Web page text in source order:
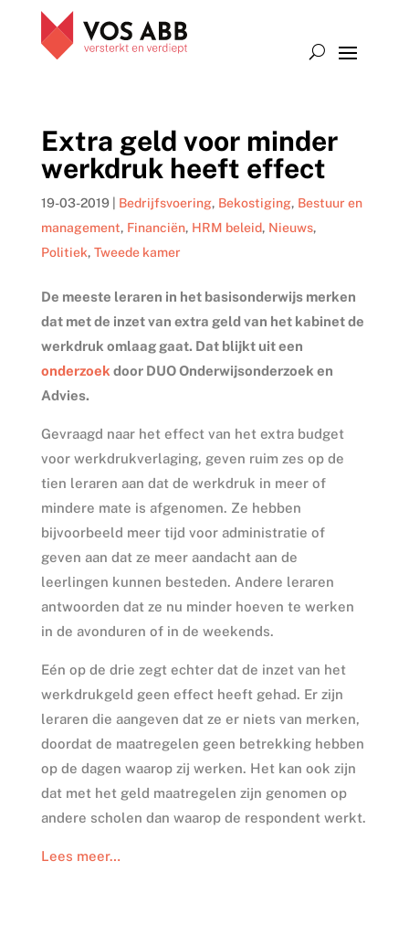
Extra geld voor minder
werkdruk heeft effect
19-03-2019| Bedrijfsvoering, Bekostiging, Bestuur en
management, Financiën, HRM beleid, Nieuws,
Politiek, Tweede kamer
De meeste leraren in het basisonderwijs merken
dat met de inzet van extra geld van het kabinet de
werkdruk omlaag gaat. Dat blijkt uit een
onderzoek door DUO Onderwijsonderzoek en
Advies.
Gevraagd naar het effect van het extra budget
voor werkdrukverlaging, geven ruim zes op de
tien leraren aan dat de werkdruk in meer of
mindere mate is afgenomen. Ze hebben
bijvoorbeeld meer tijd voor administratie of
geven aan dat ze meer aandacht aan de
leerlingen kunnen besteden. Andere leraren
antwoorden dat ze nu minder hoeven te werken
in de avonduren of in de weekends.
Eén op de drie zegt echter dat de inzet van het
werkdrukgeld geen effect heeft gehad. Er zijn
leraren die aangeven dat ze er niets van merken,
doordat de maatregelen geen betrekking hebben
op de dagen waarop zij werken. Het kan ook zijn
dat met het geld maatregelen zijn genomen op
andere scholen dan waarop de respondent werkt.
Lees meer…